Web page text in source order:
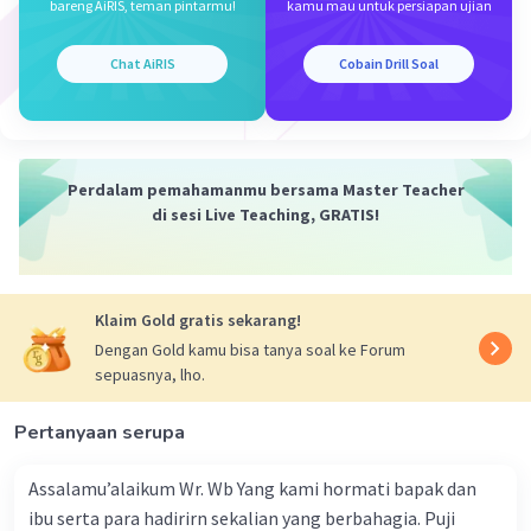
bareng AiRIS, teman pintarmu!
Chat AiRIS
kamu mau untuk persiapan ujian
Cobain Drill Soal
Perdalam pemahamanmu bersama Master Teacher
di sesi Live Teaching, GRATIS!
Klaim Gold gratis sekarang!
Dengan Gold kamu bisa tanya soal ke Forum
sepuasnya, lho.
Pertanyaan serupa
Assalamu’alaikum Wr. Wb Yang kami hormati bapak dan
ibu serta para hadirirn sekalian yang berbahagia. Puji